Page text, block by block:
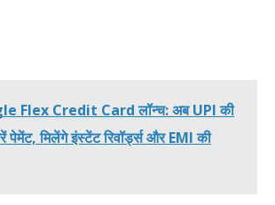
Flex Credit Card लॉन्च: अब UPI की
मिलेंगे इंस्टेंट रिवॉर्ड्स और EMI की